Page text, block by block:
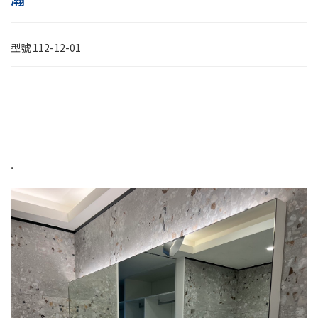
型號112-12-01
.